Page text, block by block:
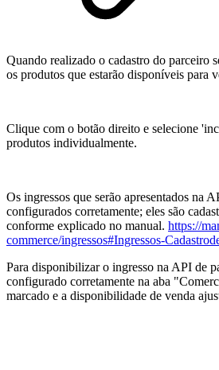
Quando realizado o cadastro do parceiro
os produtos que estarão disponíveis para
Clique com o botão direito e selecione
produtos individualmente.
Os ingressos que serão apresentados na
configurados corretamente; eles são
conforme explicado no manual. https://
commerce/ingressos#Ingressos-
Para disponibilizar o ingresso na API de
configurado corretamente na aba
marcado e a disponibilidade de venda